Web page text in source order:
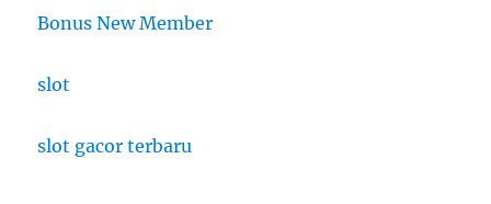
Bonus New Member
slot
slot gacor terbaru